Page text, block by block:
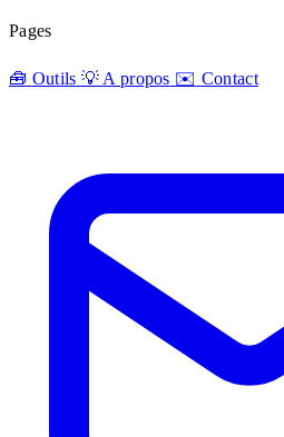
Pages
🧰 Outils 💡 A propos ✉️ Contact